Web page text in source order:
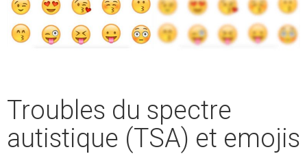
Troubles du spectre
autistique (TSA) et emojis